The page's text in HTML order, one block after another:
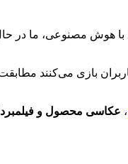
با هوش مصنوعی، ما
بازی می‌کنند مطابقت
، عکاسی محصول و